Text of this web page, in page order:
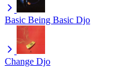
Basic Being Basic Djo
Change Djo